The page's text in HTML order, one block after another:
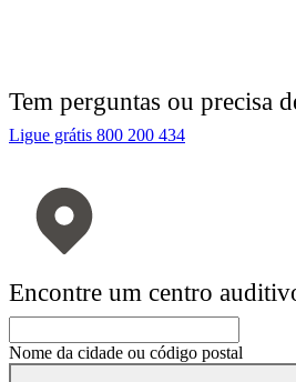
Tem perguntas ou precisa
Ligue grátis 800 200 434
Encontre um centro
Nome da cidade ou código postal